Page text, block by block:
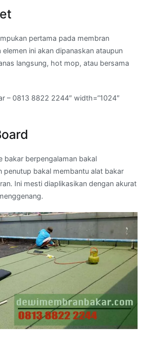
pertama pada membran
elemen ini akan dipanaskan ataupun
langsung, hot mop, atau bersama
– 0813 8822 2244″ width=”1024″
bakar berpengalaman bakal
penutup bakal membantu alat bakar
Ini mesti diaplikasikan dengan akurat